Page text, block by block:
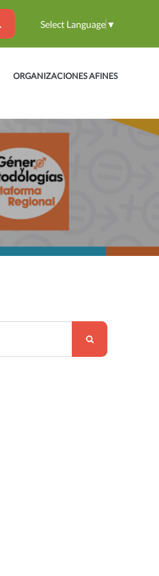
Select Language ▼
ORGANIZACIONES AFINES